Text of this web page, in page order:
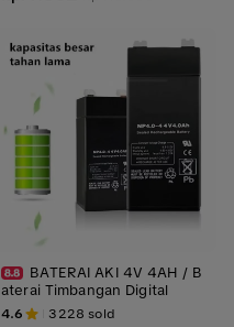
BATERAI AKI 4V 4AH / B
aterai Timbangan Digital
4.6 3228 sold